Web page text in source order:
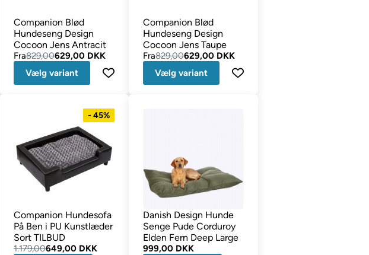
Companion Blød
Hundeseng Design
Cocoon Jens Antracit
Fra829,00629,00 DKK
Vælg variant
Companion Blød
Hundeseng Design
Cocoon Jens Taupe
Fra829,00629,00 DKK
Vælg variant
- 45%
Companion Hundesofa
På Ben i PU Kunstlæder
Sort TILBUD
1.179,00649,00 DKK
Danish Design Hunde
Senge Pude Corduroy
Elden Fern Deep Large
999,00 DKK